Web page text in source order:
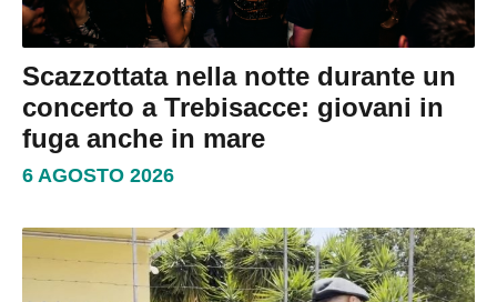
Scazzottata nella notte durante un
concerto a Trebisacce: giovani in
fuga anche in mare
6 AGOSTO 2026